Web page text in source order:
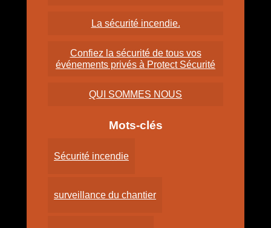
La sécurité incendie.
Confiez la sécurité de tous vos
événements privés à Protect Sécurité
QUI SOMMES NOUS
Mots-clés
Sécurité incendie
surveillance du chantier